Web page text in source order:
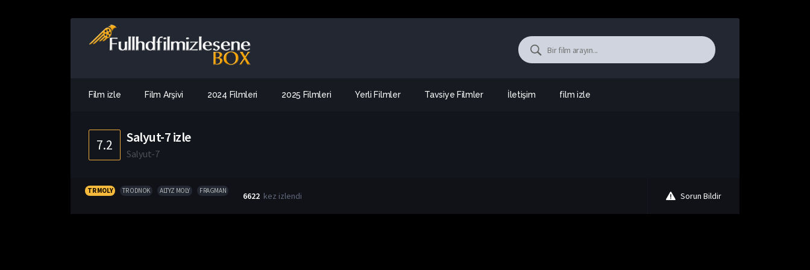
Film izle Film Arşivi 2024 Filmleri 2025 Filmleri Yerli Filmler Tavsiye Filmler İletişim film izle
7.2 Salyut-7 izle
Salyut-7
TR MOLY TR ODNOK ALTYZ MOLY FRAGMAN 6622 kez izlendi Sorun Bildir